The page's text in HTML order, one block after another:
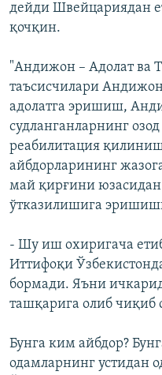
дейди Швейцариядан
қочқин.
"Андижон – Адолат ва
таъсисчилари
адолатга эришиш,
судланганларнинг
реабилитация
айбдорларининг
май қирғини юзасидан
ўтказилишига
- Шу иш охиригача
Иттифоқи
бормади. Яъни
ташқарига олиб чиқиб
Бунга ким айбдор?
одамларнинг устидан